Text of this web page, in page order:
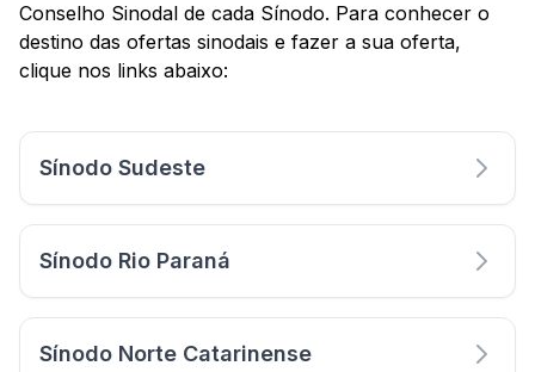
Conselho Sinodal de cada Sínodo. Para conhecer o
destino das ofertas sinodais e fazer a sua oferta,
clique nos links abaixo:
Sínodo Sudeste
Sínodo Rio Paraná
Sínodo Norte Catarinense